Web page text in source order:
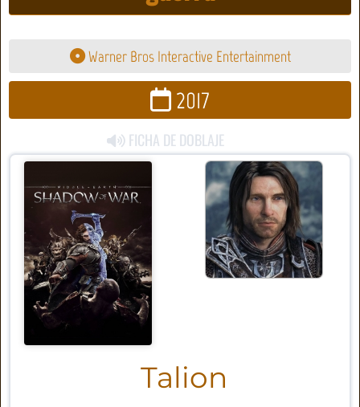
Warner Bros Interactive Entertainment
2017
FICHA DE DOBLAJE
Talion